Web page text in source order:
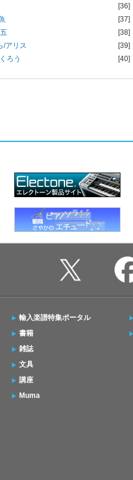
/アリス
ろう
[36]
[37]
[38]
[39]
[40]
輸入楽譜特集ポータル
書籍
雑誌
文具
講座
Muma